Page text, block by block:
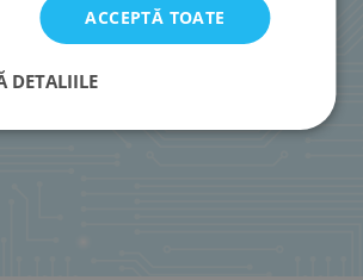
ACCEPTĂ TOATE
DETALIILE